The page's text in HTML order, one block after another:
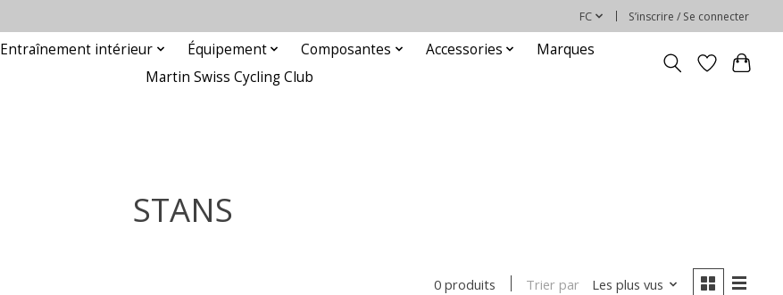
FC S’inscrire / Se connecter
Entraînement intérieur Équipement Composantes Accessories
Marques
Martin Swiss Cycling Club
STANS
0 produits Trier par Les plus vus